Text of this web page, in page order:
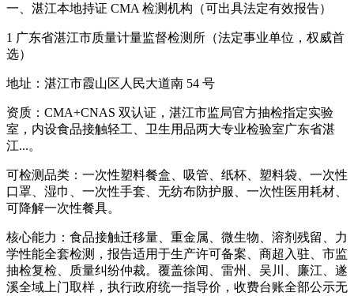
一、湛江本地持证 CMA 检测机构（可出具法定有效报告）
1 广东省湛江市质量计量监督检测所（法定事业单位，权威首
选）
地址：湛江市霞山区人民大道南 54 号
资质：CMA+CNAS 双认证，湛江市监局官方抽检指定实验
室，内设食品接触轻工、卫生用品两大专业检验室广东省湛
江...。
可检测品类：一次性塑料餐盒、吸管、纸杯、塑料袋、一次性
口罩、湿巾、一次性手套、无纺布防护服、一次性医用耗材、
可降解一次性餐具。
核心能力：食品接触迁移量、重金属、微生物、溶剂残留、力
学性能全套检测，报告适用于生产许可备案、商超入驻、市监
抽检复检、质量纠纷仲裁。覆盖徐闻、雷州、吴川、廉江、遂
溪全域上门取样，执行政府统一指导价，收费台账全部公示无